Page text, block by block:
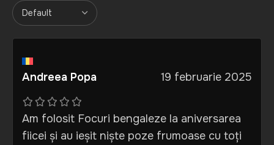
Andreea Popa 19 februarie 2025
Am folosit Focuri bengaleze la aniversarea
fiicei și au ieșit niște poze frumoase cu toți